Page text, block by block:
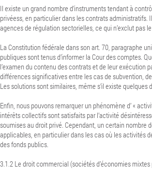
Il existe un grand nombre d’instruments tendant à
privéess, en particulier dans les contrats
agences de régulation sectorielles, ce qui n’exclut pas
La Constitution fédérale dans son art. 70, paragraphe
publiques sont tenus d’informer la Cour des comptes.
l’examen du contenu des contrats et de leur exécution
différences significatives entre les cas de subvention,
Les solutions sont similaires, même s’il existe
Enfin, nous pouvons remarquer un phénomène d’ «
intérêts collectifs sont satisfaits par l’activité
soumises au droit privé. Cependant, un certain nombre
applicables, en particulier dans les cas où les activités
des fonds publics.
3.1.2 Le droit commercial (sociétés d’économies